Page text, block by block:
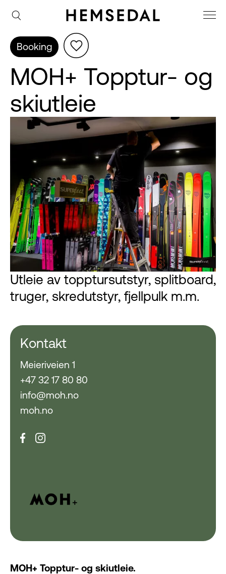
Booking
MOH+ Topptur- og
skiutleie
Utleie av topptursutstyr, splitboard,
truger, skredutstyr, fjellpulk m.m.
MOH+ Topptur- og skiutleie.
Kontakt
Meieriveien 1
+47 32 17 80 80
info@moh.no
moh.no